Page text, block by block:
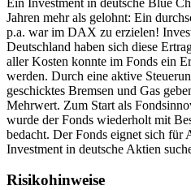
Jahren mehr als gelohnt: Ein
p.a. war im DAX zu erzielen!
Deutschland haben sich diese
aller Kosten konnte im Fonds ein
werden. Durch eine aktive
geschicktes Bremsen und Gas
Mehrwert. Zum Start als
wurde der Fonds wiederholt mit
bedacht. Der Fonds eignet sich für
Investment in deutsche Aktien
Risikohinweise